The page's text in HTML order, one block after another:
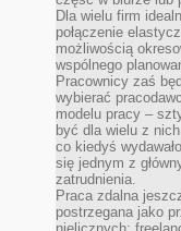
Dla wielu firm
połączenie
możliwością
wspólnego
Pracownicy zaś
wybierać
modelu pracy –
być dla wielu z
co kiedyś
się jednym z
zatrudnienia.
Praca zdalna
postrzegana jako